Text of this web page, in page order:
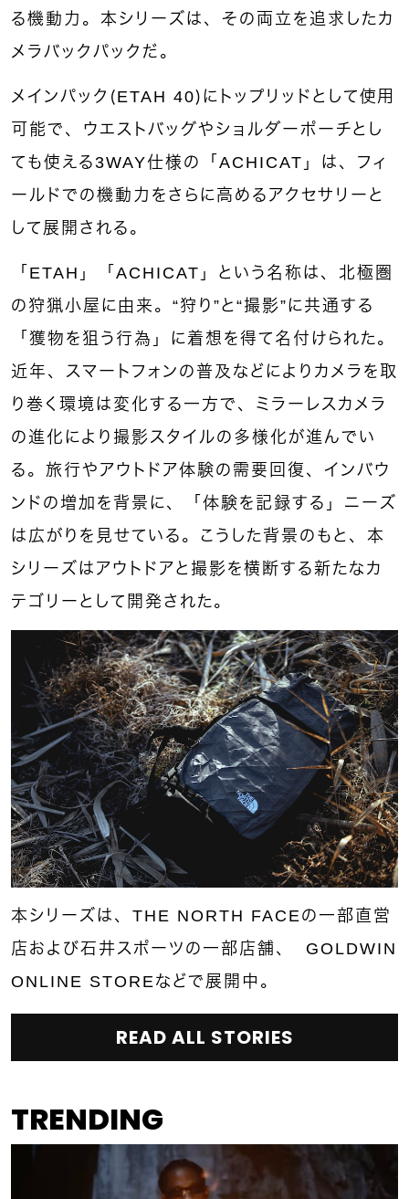
る機動力。本シリーズは、その両立を追求したカ
メラバックパックだ。
メインパック（ETAH 40）にトップリッドとして使用
可能で、ウエストバッグやショルダーポーチとし
ても使える3WAY仕様の「ACHICAT」は、フィ
ールドでの機動力をさらに高めるアクセサリーと
して展開される。
「ETAH」「ACHICAT」という名称は、北極圏
の狩猟小屋に由来。“狩り”と“撮影”に共通する
「獲物を狙う行為」に着想を得て名付けられた。
近年、スマートフォンの普及などによりカメラを取
り巻く環境は変化する一方で、ミラーレスカメラ
の進化により撮影スタイルの多様化が進んでい
る。旅行やアウトドア体験の需要回復、インバウ
ンドの増加を背景に、「体験を記録する」ニーズ
は広がりを見せている。こうした背景のもと、本
シリーズはアウトドアと撮影を横断する新たなカ
テゴリーとして開発された。
本シリーズは、THE NORTH FACEの一部直営
店および石井スポーツの一部店舗、 GOLDWIN
ONLINE STOREなどで展開中。
READ ALL STORIES
TRENDING